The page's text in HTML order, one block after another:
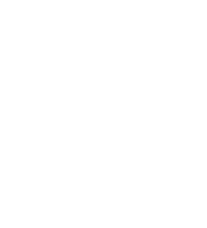
Schaden
ab, bleibt er zur
der Schriftform.
Erklärung bei dem